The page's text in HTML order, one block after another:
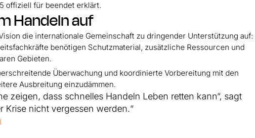
offiziell für beendet erklärt.
Handeln auf
die internationale Gemeinschaft zu dringender Unterstützung auf:
benötigen Schutzmaterial, zusätzliche Ressourcen und
Gebieten.
Überwachung und koordinierte Vorbereitung mit den
Ausbreitung einzudämmen.
zeigen, dass schnelles Handeln Leben retten kann“, sagt
Krise nicht vergessen werden.“